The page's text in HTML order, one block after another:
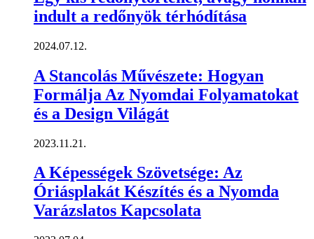
indult a redőnyök térhódítása
2024.07.12.
A Stancolás Művészete: Hogyan
Formálja Az Nyomdai Folyamatokat
és a Design Világát
2023.11.21.
A Képességek Szövetsége: Az
Óriásplakát Készítés és a Nyomda
Varázslatos Kapcsolata